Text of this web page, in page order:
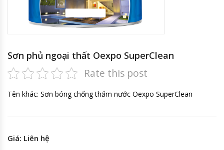
Sơn phủ ngoại thất Oexpo SuperClean
Rate this post
Tên khác: Sơn bóng chống thấm nước Oexpo SuperClean
Giá: Liên hệ